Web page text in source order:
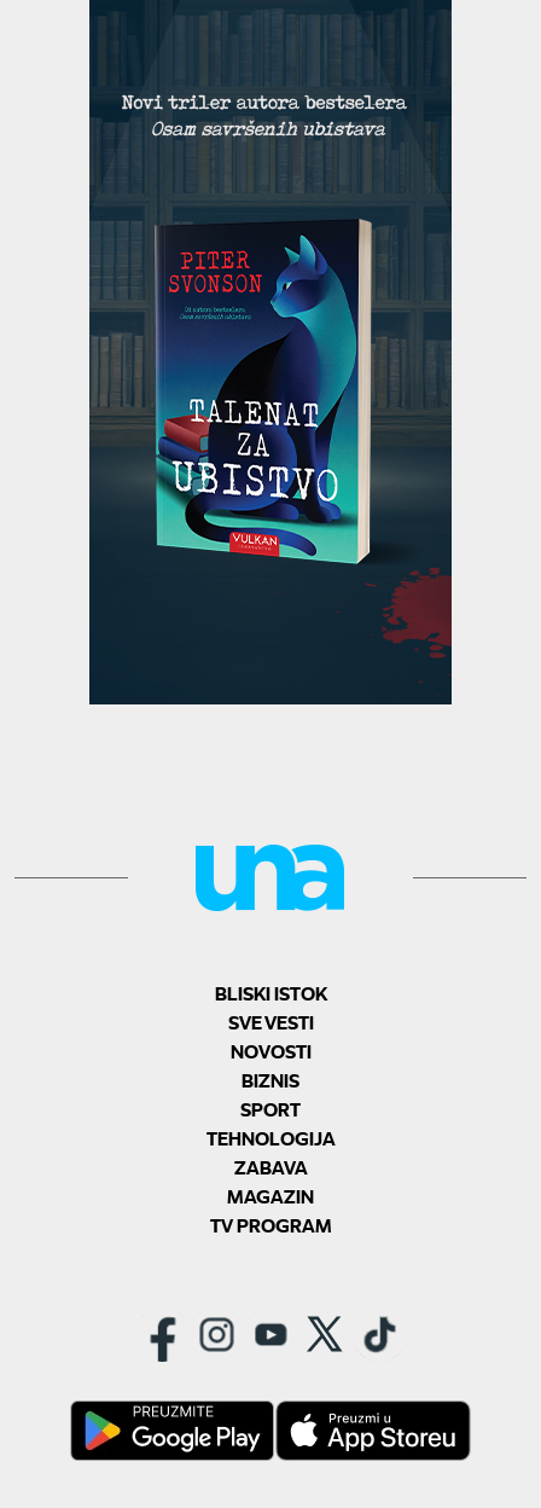
BLISKI ISTOK
SVE VESTI
NOVOSTI
BIZNIS
SPORT
TEHNOLOGIJA
ZABAVA
MAGAZIN
TV PROGRAM